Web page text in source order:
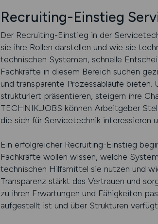
Recruiting-Einstieg
Der Recruiting-Einstieg in der
sie ihre Rollen darstellen und wie sie
technischen Systemen, schnelle
Fachkräfte in diesem Bereich suchen
und transparente Prozessabläufe bieten.
strukturiert präsentieren, steigern ihre
TECHNIK.JOBS können Arbeitgeber
die sich für Servicetechnik interessieren
Ein erfolgreicher Recruiting-Einstieg
Fachkräfte wollen wissen, welche
technischen Hilfsmittel sie nutzen und
Transparenz stärkt das Vertrauen und
zu ihren Erwartungen und Fähigkeiten
aufgestellt ist und über Strukturen